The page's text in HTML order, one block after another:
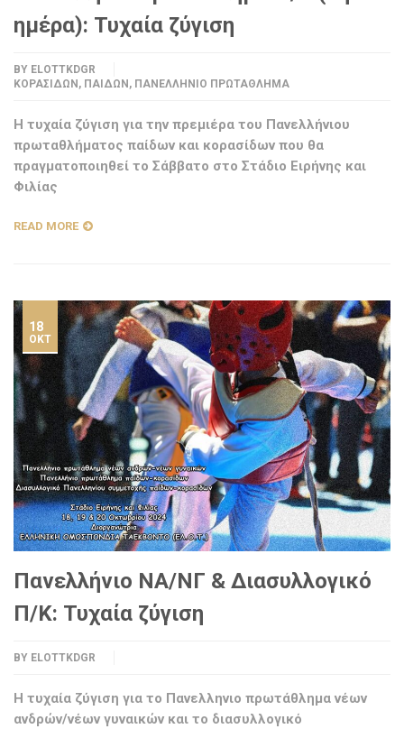
ημέρα): Τυχαία ζύγιση
BY ELOTTKDGR
ΚΟΡΑΣΊΔΩΝ, ΠΑΊΔΩΝ, ΠΑΝΕΛΛΉΝΙΟ ΠΡΩΤΆΘΛΗΜΑ
H τυχαία ζύγιση για την πρεμιέρα του Πανελλήνιου
πρωταθλήματος παίδων και κορασίδων που θα
πραγματοποιηθεί το Σάββατο στο Στάδιο Ειρήνης και
Φιλίας
READ MORE
18
ΟΚΤ
Πανελλήνιο ΝΑ/ΝΓ & Διασυλλογικό
Π/Κ: Τυχαία ζύγιση
BY ELOTTKDGR
H τυχαία ζύγιση για το Πανελληνιο πρωτάθλημα νέων
ανδρών/νέων γυναικών και το διασυλλογικό